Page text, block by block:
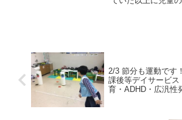
2/3 節分も運動です
課後等デイサービ
育・ADHD・広汎性